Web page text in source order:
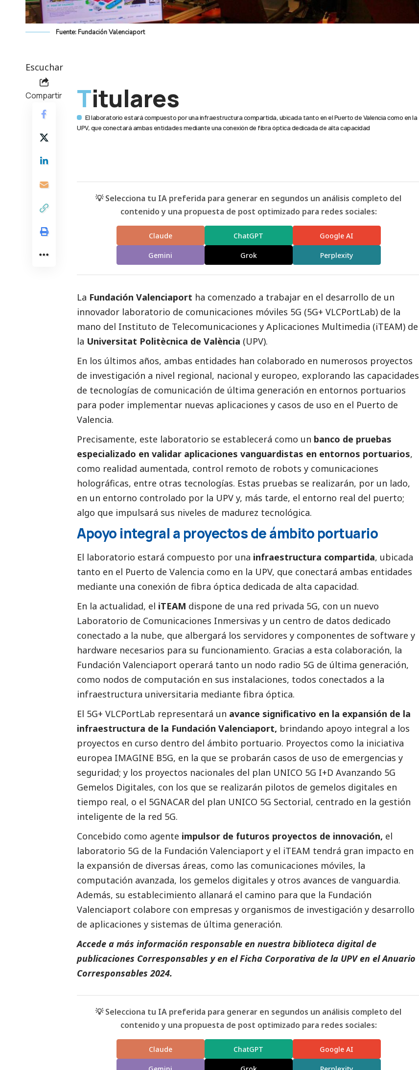
Fuente: Fundación Valenciaport
Escuchar
Compartir Titulares
El laboratorio estará compuesto por una infraestructura compartida, ubicada tanto en el Puerto de Valencia como en la
UPV, que conectará ambas entidades mediante una conexión de fibra óptica dedicada de alta capacidad
💡 Selecciona tu IA preferida para generar en segundos un análisis completo del
contenido y una propuesta de post optimizado para redes sociales:
Claude ChatGPT Google AI
Gemini Grok Perplexity
La Fundación Valenciaport ha comenzado a trabajar en el desarrollo de un
innovador laboratorio de comunicaciones móviles 5G (5G+ VLCPortLab) de la
mano del Instituto de Telecomunicaciones y Aplicaciones Multimedia (iTEAM) de
la Universitat Politècnica de València (UPV).
En los últimos años, ambas entidades han colaborado en numerosos proyectos
de investigación a nivel regional, nacional y europeo, explorando las capacidades
de tecnologías de comunicación de última generación en entornos portuarios
para poder implementar nuevas aplicaciones y casos de uso en el Puerto de
Valencia.
Precisamente, este laboratorio se establecerá como un banco de pruebas
especializado en validar aplicaciones vanguardistas en entornos portuarios,
como realidad aumentada, control remoto de robots y comunicaciones
holográficas, entre otras tecnologías. Estas pruebas se realizarán, por un lado,
en un entorno controlado por la UPV y, más tarde, el entorno real del puerto;
algo que impulsará sus niveles de madurez tecnológica.
Apoyo integral a proyectos de ámbito portuario
El laboratorio estará compuesto por una infraestructura compartida, ubicada
tanto en el Puerto de Valencia como en la UPV, que conectará ambas entidades
mediante una conexión de fibra óptica dedicada de alta capacidad.
En la actualidad, el iTEAM dispone de una red privada 5G, con un nuevo
Laboratorio de Comunicaciones Inmersivas y un centro de datos dedicado
conectado a la nube, que albergará los servidores y componentes de software y
hardware necesarios para su funcionamiento. Gracias a esta colaboración, la
Fundación Valenciaport operará tanto un nodo radio 5G de última generación,
como nodos de computación en sus instalaciones, todos conectados a la
infraestructura universitaria mediante fibra óptica.
El 5G+ VLCPortLab representará un avance significativo en la expansión de la
infraestructura de la Fundación Valenciaport, brindando apoyo integral a los
proyectos en curso dentro del ámbito portuario. Proyectos como la iniciativa
europea IMAGINE B5G, en la que se probarán casos de uso de emergencias y
seguridad; y los proyectos nacionales del plan UNICO 5G I+D Avanzando 5G
Gemelos Digitales, con los que se realizarán pilotos de gemelos digitales en
tiempo real, o el 5GNACAR del plan UNICO 5G Sectorial, centrado en la gestión
inteligente de la red 5G.
Concebido como agente impulsor de futuros proyectos de innovación, el
laboratorio 5G de la Fundación Valenciaport y el iTEAM tendrá gran impacto en
la expansión de diversas áreas, como las comunicaciones móviles, la
computación avanzada, los gemelos digitales y otros avances de vanguardia.
Además, su establecimiento allanará el camino para que la Fundación
Valenciaport colabore con empresas y organismos de investigación y desarrollo
de aplicaciones y sistemas de última generación.
Accede a más información responsable en nuestra biblioteca digital de
publicaciones Corresponsables y en elFicha Corporativa de la UPVen elAnuario
Corresponsables 2024.
💡 Selecciona tu IA preferida para generar en segundos un análisis completo del
contenido y una propuesta de post optimizado para redes sociales:
Claude ChatGPT Google AI